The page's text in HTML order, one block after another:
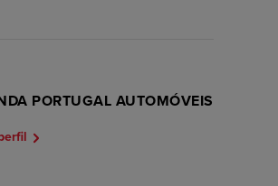
PORTUGAL AUTOMÓVEIS